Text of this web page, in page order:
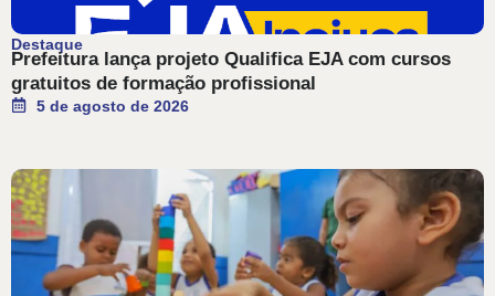
Destaque
Prefeitura lança projeto Qualifica EJA com cursos
gratuitos de formação profissional
5 de agosto de 2026